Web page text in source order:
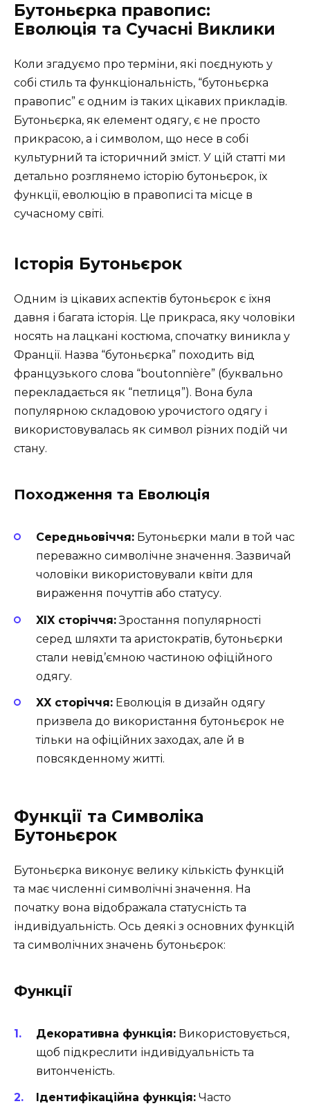
Бутоньєрка правопис:
Еволюція та Сучасні Виклики
Коли згадуємо про терміни, які поєднують у
собі стиль та функціональність, “бутоньєрка
правопис” є одним із таких цікавих прикладів.
Бутоньєрка, як елемент одягу, є не просто
прикрасою, а і символом, що несе в собі
культурний та історичний зміст. У цій статті ми
детально розглянемо історію бутоньєрок, їх
функції, еволюцію в правописі та місце в
сучасному світі.
Історія Бутоньєрок
Одним із цікавих аспектів бутоньєрок є їхня
давня і багата історія. Це прикраса, яку чоловіки
носять на лацкані костюма, спочатку виникла у
Франції. Назва “бутоньєрка” походить від
французького слова “boutonnière” (буквально
перекладається як “петлиця”). Вона була
популярною складовою урочистого одягу і
використовувалась як символ різних подій чи
стану.
Походження та Еволюція
Середньовіччя: Бутоньєрки мали в той час
переважно символічне значення. Зазвичай
чоловіки використовували квіти для
вираження почуттів або статусу.
XIX сторіччя:Зростання популярності
серед шляхти та аристократів, бутоньєрки
стали невід’ємною частиною офіційного
одягу.
XX сторіччя: Еволюція в дизайн одягу
призвела до використання бутоньєрок не
тільки на офіційних заходах, але й в
повсякденному житті.
Функції та Символіка
Бутоньєрок
Бутоньєрка виконує велику кількість функцій
та має численні символічні значення. На
початку вона відображала статусність та
індивідуальність. Ось деякі з основних функцій
та символічних значень бутоньєрок:
Функції
Декоративна функція: Використовується,
щоб підкреслити індивідуальність та
витонченість.
Ідентифікаційна функція: Часто